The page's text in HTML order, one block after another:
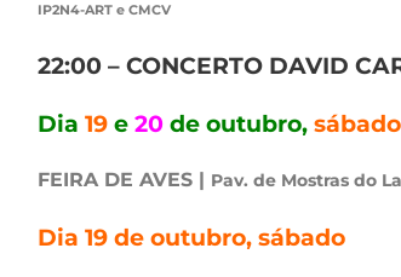
IP2N4-ART e CMCV
22:00 – CONCERTO DAVID
Dia 19 e 20 de outubro, sábado
FEIRA DE AVES | Pav. de Mostras do
Dia 19 de outubro, sábado